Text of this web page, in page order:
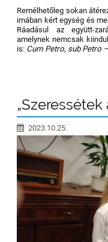
Remélhetőleg sokan
imában kért egység és
Ráadásul az együtt-
amelynek nemcsak
is: Cum Petro, sub Petro
„Szeressétek
2023.10.25.